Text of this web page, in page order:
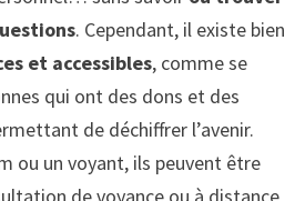
. Cependant, il existe bien
et accessibles, comme se
qui ont des dons et des
de déchiffrer l’avenir.
ou un voyant, ils peuvent être